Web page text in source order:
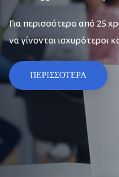
Για περισσότερα από 25
να γίνονται ισχυρότεροι
ΠΕΡΙΣΣΟΤΕΡΑ